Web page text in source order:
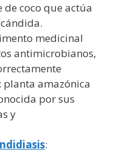
coco que actúa
medicinal
antimicrobianos,
: planta amazónica
por sus
y
: